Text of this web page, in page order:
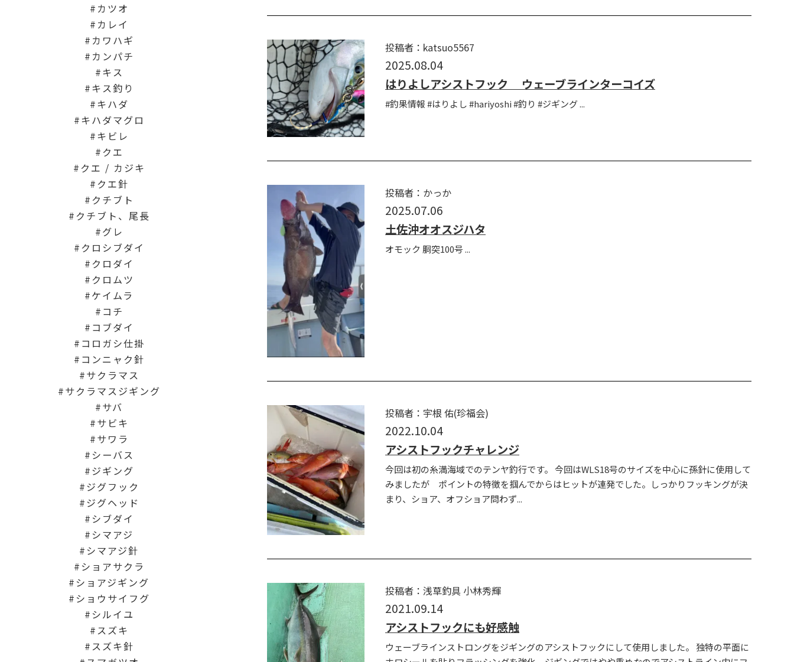
投稿者：katsuo5567
2025.08.04
はりよしアシストフック ウェーブラインターコイズ
#釣果情報 #はりよし #hariyoshi #釣り #ジギング ...
投稿者：かっか
2025.07.06
土佐沖オオスジハタ
オモック 胴突100号 ...
投稿者：宇根 佑(珍福会)
2022.10.04
アシストフックチャレンジ
今回は初の糸満海域でのテンヤ釣行です。 今回はWLS18号のサイズを中心に孫針に使用して
みましたが ポイントの特徴を掴んでからはヒットが連発でした。しっかりフッキングが決
まり、ショア、オフショア問わず...
投稿者：浅草釣具 小林秀輝
2021.09.14
アシストフックにも好感触
ウェーブラインストロングをジギングのアシストフックにして使用しました。 独特の平面に
カツオ
カレイ
カワハギ
カンパチ
キス
キス釣り
キハダ
キハダマグロ
キビレ
クエ
クエ / カジキ
クエ針
クチブト
クチブト、尾長
グレ
クロシブダイ
クロダイ
クロムツ
ケイムラ
コチ
コブダイ
コロガシ仕掛
コンニャク針
サクラマス
サクラマスジギング
サバ
サビキ
サワラ
シーバス
ジギング
ジグフック
ジグヘッド
シブダイ
シマアジ
シマアジ針
ショアサクラ
ショアジギング
ショウサイフグ
シルイユ
スズキ
スズキ針